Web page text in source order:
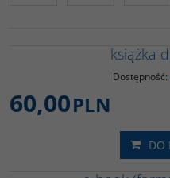
książka
Dostępność:
60,00PLN
DO